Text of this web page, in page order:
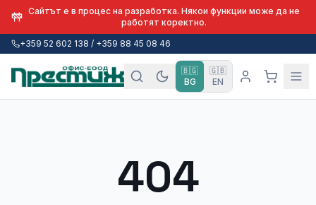
Сайтът е в процес на разработка. Някои функции може да не
работят коректно.
+359 52 602 138 / +359 88 45 08 46
🇧🇬
BG
🇬🇧
EN
404